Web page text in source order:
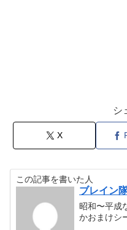
シ
X
この記事を書いた人
ブレイン
昭和〜平成
かおまけシ